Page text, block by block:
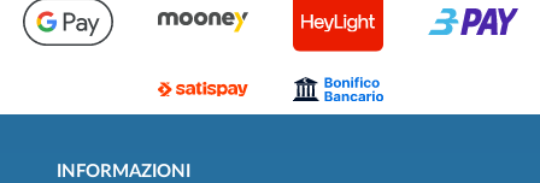
INFORMAZIONI